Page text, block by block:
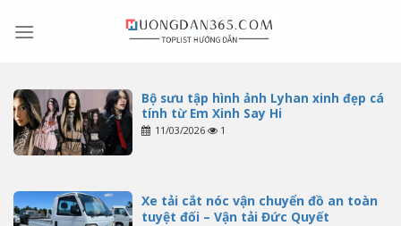
Bộ sưu tập hình ảnh Lyhan xinh đẹp cá
tính từ Em Xinh Say Hi
11/03/2026 1
Xe tải cắt nóc vận chuyển đồ an toàn
tuyệt đối – Vận tải Đức Quyết